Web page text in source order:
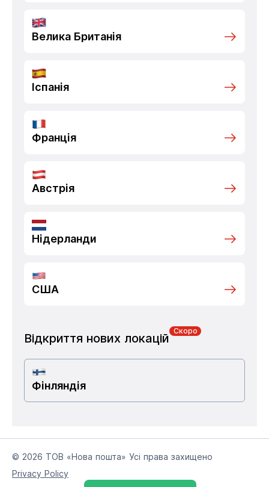
Велика Британія
Іспанія
Франція
Австрія
Нідерланди
США
Відкриття нових локацій
Скоро
Фінляндія
© 2026 ТОВ «Нова пошта» Усі права захищено
Privacy Policy